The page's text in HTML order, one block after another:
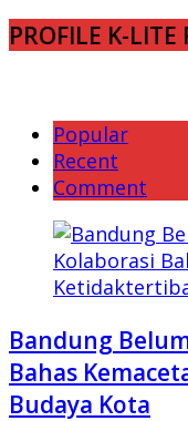
PROFILE K-LITE
Popular
Recent
Comment
Bandung
Bahas
Budaya Kota